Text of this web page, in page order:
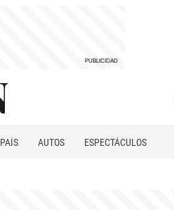
PAÍS AUTOS
ESPECTÁCULOS